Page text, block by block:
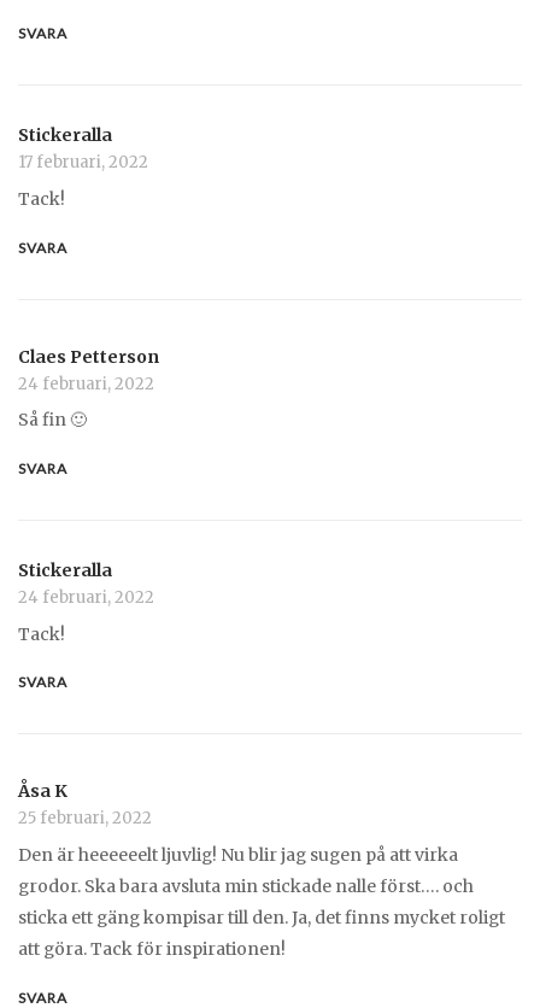
SVARA
Stickeralla
17 februari, 2022
Tack!
SVARA
Claes Petterson
24 februari, 2022
Så fin 🙂
SVARA
Stickeralla
24 februari, 2022
Tack!
SVARA
Åsa K
25 februari, 2022
Den är heeeeeelt ljuvlig! Nu blir jag sugen på att virka
grodor. Ska bara avsluta min stickade nalle först…. och
sticka ett gäng kompisar till den. Ja, det finns mycket roligt
att göra. Tack för inspirationen!
SVARA